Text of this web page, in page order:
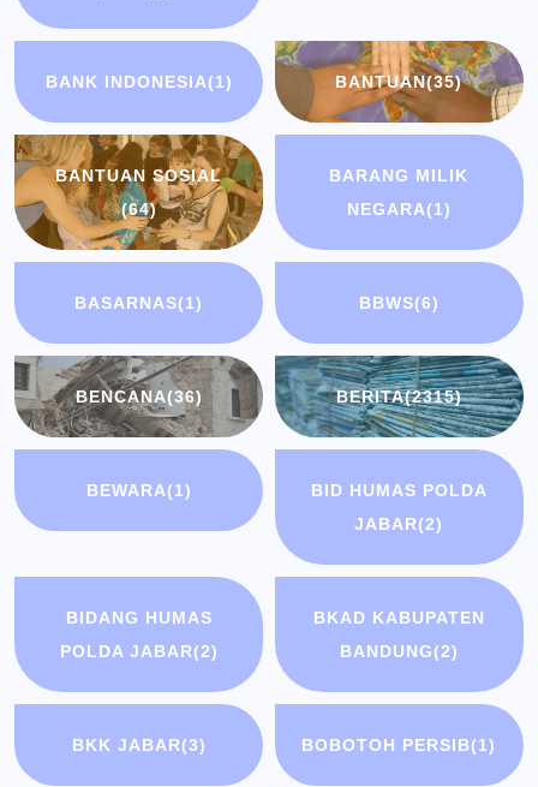
BANK INDONESIA(1) BANTUAN(35)
BANTUAN SOSIAL
(64)
BARANG MILIK
NEGARA(1)
BASARNAS(1) BBWS(6)
BENCANA(36) BERITA(2315)
BEWARA(1)
BID HUMAS POLDA
JABAR(2)
BIDANG HUMAS
POLDA JABAR(2)
BKAD KABUPATEN
BANDUNG(2)
BKK JABAR(3) BOBOTOH PERSIB(1)